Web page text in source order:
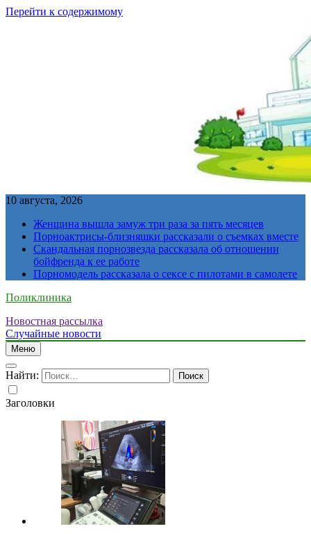
Перейти к содержимому
10 августа, 2026
Женщина вышла замуж три раза за пять месяцев
Порноактрисы-близняшки рассказали о съемках вместе
Скандальная порнозвезда рассказала об отношении
бойфренда к ее работе
Порномодель рассказала о сексе с пилотами в самолете
Поликлиника
Новостная рассылка
Случайные новости
Меню
Найти:
Заголовки